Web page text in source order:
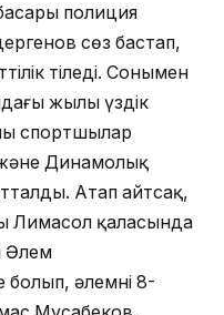
полиция
сөз бастап,
тіледі. Сонымен
жылы үздік
спортшылар
Динамолық
Атап айтсақ,
Лимасол қаласында
Әлем
әлемнің 8-